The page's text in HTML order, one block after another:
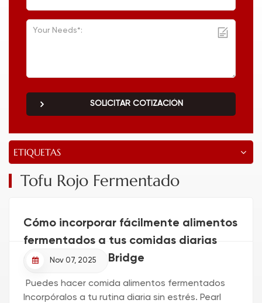
SOLICITAR COTIZACIÓN
ETIQUETAS
Tofu Rojo Fermentado
Cómo incorporar fácilmente alimentos
fermentados a tus comidas diarias
con Pearl River Bridge
Nov 07, 2025
Puedes hacer comida alimentos fermentados
Incorpóralos a tu rutina diaria sin estrés. Pearl